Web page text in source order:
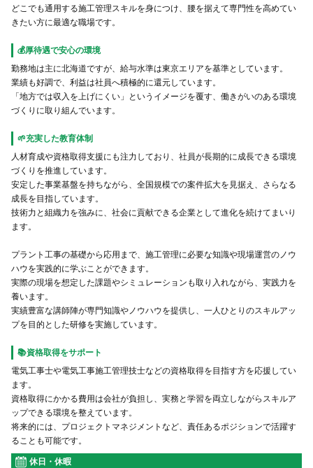
どこでも通用する施工管理スキルを身につけ、腰を据えて専門性を高めてい
きたい方に最適な職場です。
💰厚待遇で安心の環境
勤務地は主に北海道ですが、給与水準は東京エリアを基準としています。
業績も好調で、利益は社員へ積極的に還元しています。
「地方では収入を上げにくい」というイメージを覆す、働きがいのある環境
づくりに取り組んでいます。
🌱充実した教育体制
人材育成や資格取得支援にも注力しており、社員が長期的に成長できる環境
づくりを推進しています。
安定した事業基盤を持ちながら、全国規模での案件拡大を見据え、さらなる
成長を目指しています。
技術力と組織力を強みに、社会に貢献できる企業として進化を続けてまいり
ます。
プラント工事の基礎から応用まで、施工管理に必要な知識や現場運営のノウ
ハウを実践的に学ぶことができます。
実際の現場を想定した課題やシミュレーションも取り入れながら、実践力を
養います。
実績豊富な講師陣が専門知識やノウハウを提供し、一人ひとりのスキルアッ
プを目的とした研修を実施しています。
📚資格取得をサポート
電気工事士や電気工事施工管理技士などの資格取得を目指す方を応援してい
ます。
資格取得にかかる費用は会社が負担し、実務と学習を両立しながらスキルア
ップできる環境を整えています。
将来的には、プロジェクトマネジメントなど、責任あるポジションで活躍す
ることも可能です。
休日・休暇